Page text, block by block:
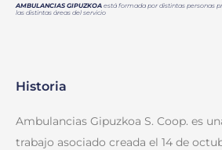
AMBULANCIAS GIPUZKOA está formada por distintas personas
las distintas áreas del servicio
Historia
Ambulancias Gipuzkoa S. Coop. es
trabajo asociado creada el 14 de